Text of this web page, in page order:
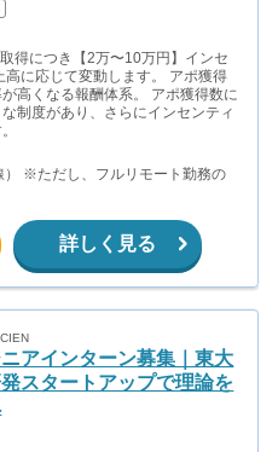
得につき【2万〜10万円】インセ
に応じて変動します。 アポ獲得
高くなる報酬体系。 アポ獲得数に
制度があり、さらにインセンティ
） ※ただし、フルリモート勤務の
詳しく見る
アインターン募集｜東大
スタートアップで理論を